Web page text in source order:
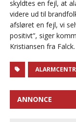
skyldtes en fejl, at
videre ud til
afsløret en fejl, vi
positivt”, siger
Kristiansen fra Falck.
ANNONCE